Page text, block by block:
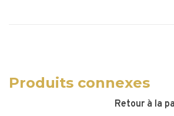
Produits connexes
Retour à la